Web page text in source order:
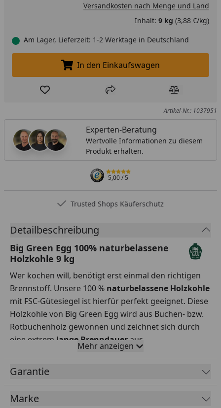
Versandkosten nach Menge und Land
Inhalt: 9 kg (3,88 €/kg)
Am Lager, Lieferzeit: 1-2 Werktage in Deutschland
In den Einkaufswagen legen
In den Einkaufswagen
Produkt zur Wunschliste hinzufügen
Teilen Produkt
Artikel-Nr.: 1037951
Experten-Beratung
Wertvolle Informationen zu diesem
Produkt erhalten.
5,00/ 5
Trusted Shops Käuferschutz
Detailbeschreibung
Big Green Egg 100% naturbelassene
Holzkohle 9 kg
Wer kochen will, benötigt erst einmal den richtigen
Brennstoff. Unsere 100 % naturbelassene Holzkohle
mit FSC-Gütesiegel ist hierfür perfekt geeignet. Diese
Holzkohle von Big Green Egg wird aus Buchen- bzw.
Rotbuchenholz gewonnen und zeichnet sich durch
eine extrem lange Brenndauer aus.
Ideal, wenn du beispielsweise Pulled Pork langsam
garen möchtest. Die relativ großen Stücke
lange, erzeugen aber im Gegensatz zu vielen
sorgen für einen dezenten Rauchgeschmack.
Mehr anzeigen
Garantie
Marke